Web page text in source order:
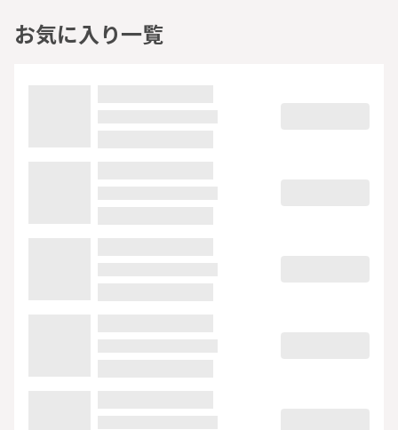
お気に入り一覧